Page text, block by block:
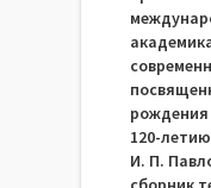
рождения
120-
И. П.